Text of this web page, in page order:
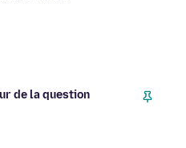
de la question